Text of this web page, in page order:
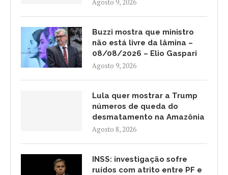
Agosto 9, 2026
Buzzi mostra que ministro
não está livre da lâmina –
08/08/2026 – Elio Gaspari
Agosto 9, 2026
Lula quer mostrar a Trump
números de queda do
desmatamento na Amazônia
Agosto 8, 2026
INSS: investigação sofre
ruídos com atrito entre PF e